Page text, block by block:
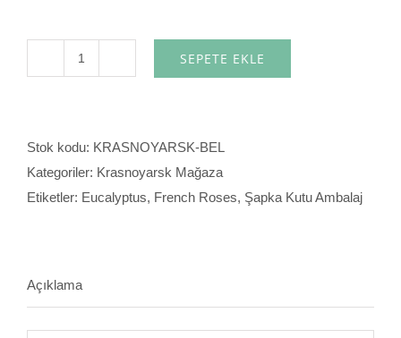
SEPETE EKLE
Stok kodu: KRASNOYARSK-BEL
Kategoriler: Krasnoyarsk Mağaza
Etiketler: Eucalyptus, French Roses, Şapka Kutu Ambalaj
Açıklama